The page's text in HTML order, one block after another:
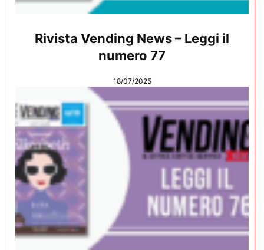
Rivista Vending News – Leggi il
numero 77
18/07/2025